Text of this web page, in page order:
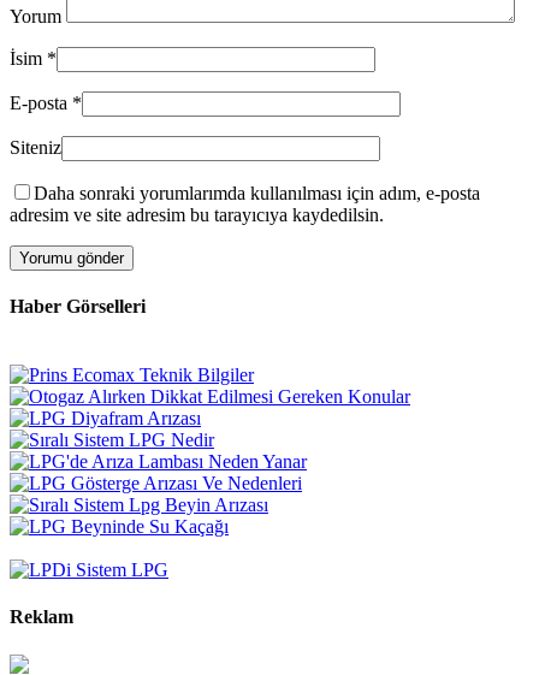
Yorum
İsim *
E-posta *
Siteniz
Daha sonraki yorumlarımda kullanılması için adım, e-posta
adresim ve site adresim bu tarayıcıya kaydedilsin.
Haber Görselleri
Reklam